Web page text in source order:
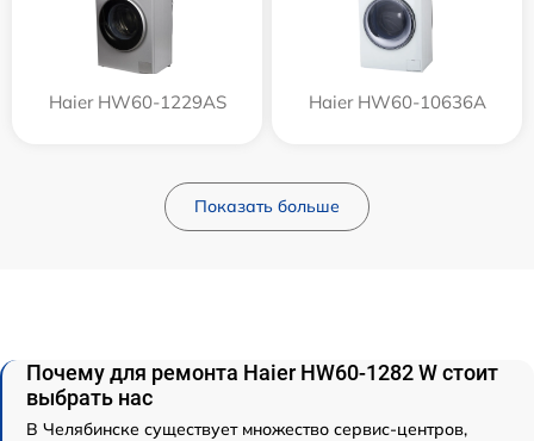
Haier HW60-1229AS Haier HW60-10636A
Показать больше
Почему для ремонта Haier HW60-1282 W стоит
выбрать нас
В Челябинске существует множество сервис-центров,